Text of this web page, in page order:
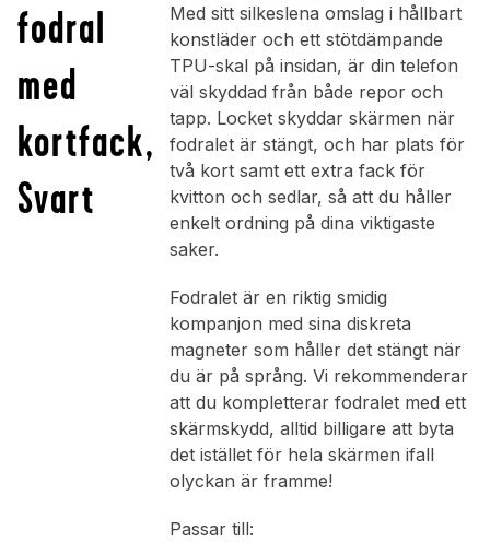
fodral
med
kortfack,
Svart
Med sitt silkeslena omslag i hållbart
konstläder och ett stötdämpande
TPU-skal på insidan, är din telefon
väl skyddad från både repor och
tapp. Locket skyddar skärmen när
fodralet är stängt, och har plats för
två kort samt ett extra fack för
kvitton och sedlar, så att du håller
enkelt ordning på dina viktigaste
saker.
Fodralet är en riktig smidig
kompanjon med sina diskreta
magneter som håller det stängt när
du är på språng. Vi rekommenderar
att du kompletterar fodralet med ett
skärmskydd, alltid billigare att byta
det istället för hela skärmen ifall
olyckan är framme!
Passar till: